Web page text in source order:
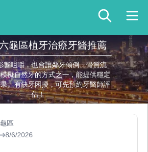
龜區植牙治療牙醫推薦
響咀嚼，也會讓鄰牙傾倒、骨質流
擬自然牙的方式之一，能提供穩定
。有缺牙困擾，可先預約牙醫師評
估！
區
8/6/2026